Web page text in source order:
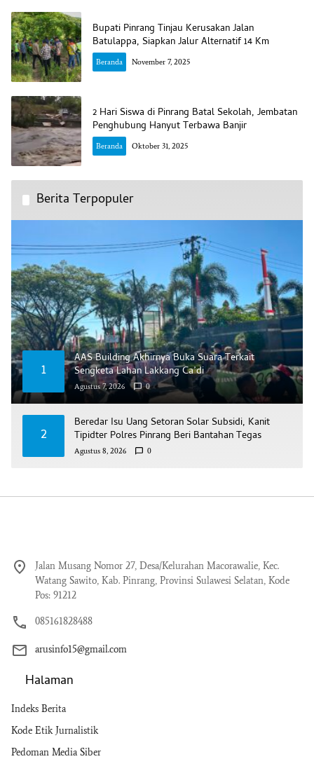
Bupati Pinrang Tinjau Kerusakan Jalan
Batulappa, Siapkan Jalur Alternatif 14 Km
Beranda November 7, 2025
2 Hari Siswa di Pinrang Batal Sekolah, Jembatan
Penghubung Hanyut Terbawa Banjir
Beranda Oktober 31, 2025
Berita Terpopuler
1
AAS Building Akhirnya Buka Suara Terkait
Sengketa Lahan Lakkang Ca’di
Agustus 7, 2026 0
2
Beredar Isu Uang Setoran Solar Subsidi, Kanit
Tipidter Polres Pinrang Beri Bantahan Tegas
Agustus 8, 2026 0
Jalan Musang Nomor 27, Desa/Kelurahan Macorawalie, Kec.
Watang Sawito, Kab. Pinrang, Provinsi Sulawesi Selatan, Kode
Pos: 91212
085161828488
arusinfo15@gmail.com
Halaman
Indeks Berita
Kode Etik Jurnalistik
Pedoman Media Siber